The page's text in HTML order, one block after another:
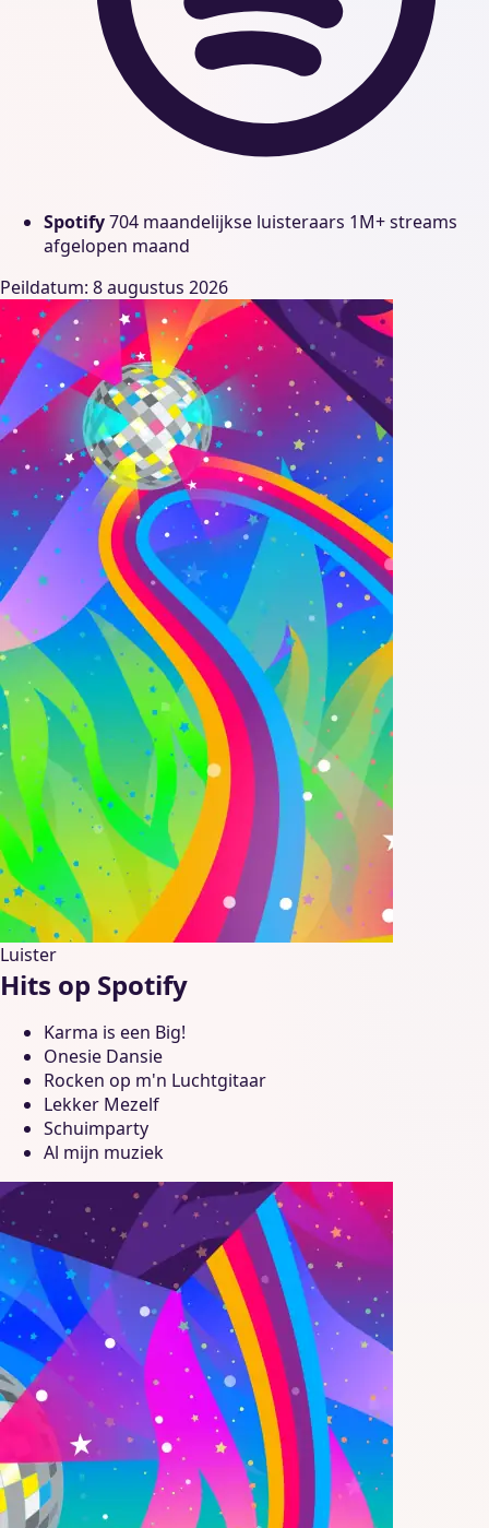
Spotify704 maandelijkse luisteraars 1M+ streams
afgelopen maand
Peildatum: 8 augustus 2026
Luister
Hits op Spotify
Karma is een Big!
Onesie Dansie
Rocken op m'n Luchtgitaar
Lekker Mezelf
Schuimparty
Al mijn muziek